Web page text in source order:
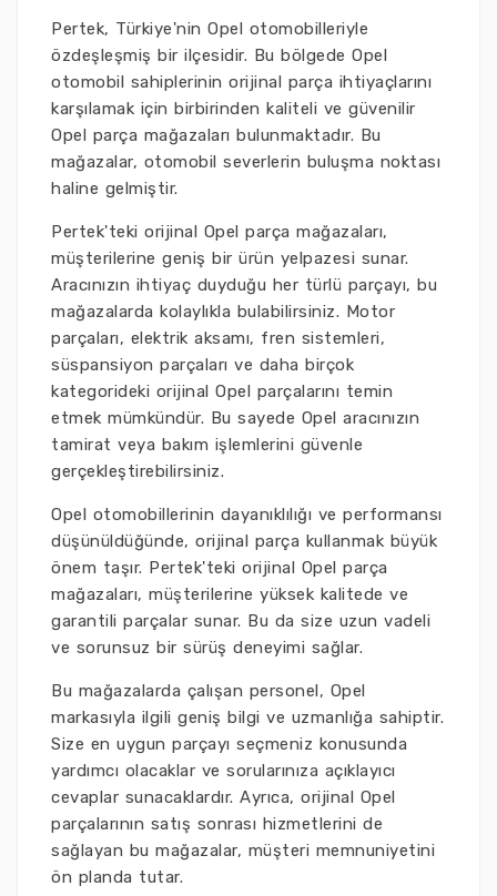
Pertek, Türkiye'nin Opel otomobilleriyle
özdeşleşmiş bir ilçesidir. Bu bölgede Opel
otomobil sahiplerinin orijinal parça ihtiyaçlarını
karşılamak için birbirinden kaliteli ve güvenilir
Opel parça mağazaları bulunmaktadır. Bu
mağazalar, otomobil severlerin buluşma noktası
haline gelmiştir.
Pertek'teki orijinal Opel parça mağazaları,
müşterilerine geniş bir ürün yelpazesi sunar.
Aracınızın ihtiyaç duyduğu her türlü parçayı, bu
mağazalarda kolaylıkla bulabilirsiniz. Motor
parçaları, elektrik aksamı, fren sistemleri,
süspansiyon parçaları ve daha birçok
kategorideki orijinal Opel parçalarını temin
etmek mümkündür. Bu sayede Opel aracınızın
tamirat veya bakım işlemlerini güvenle
gerçekleştirebilirsiniz.
Opel otomobillerinin dayanıklılığı ve performansı
düşünüldüğünde, orijinal parça kullanmak büyük
önem taşır. Pertek'teki orijinal Opel parça
mağazaları, müşterilerine yüksek kalitede ve
garantili parçalar sunar. Bu da size uzun vadeli
ve sorunsuz bir sürüş deneyimi sağlar.
Bu mağazalarda çalışan personel, Opel
markasıyla ilgili geniş bilgi ve uzmanlığa sahiptir.
Size en uygun parçayı seçmeniz konusunda
yardımcı olacaklar ve sorularınıza açıklayıcı
cevaplar sunacaklardır. Ayrıca, orijinal Opel
parçalarının satış sonrası hizmetlerini de
sağlayan bu mağazalar, müşteri memnuniyetini
ön planda tutar.